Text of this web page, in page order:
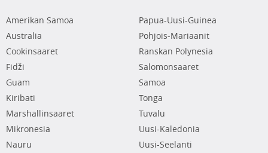
Amerikan Samoa
Australia
Cookinsaaret
Fidži
Guam
Kiribati
Marshallinsaaret
Mikronesia
Nauru
Papua-Uusi-Guinea
Pohjois-Mariaanit
Ranskan Polynesia
Salomonsaaret
Samoa
Tonga
Tuvalu
Uusi-Kaledonia
Uusi-Seelanti